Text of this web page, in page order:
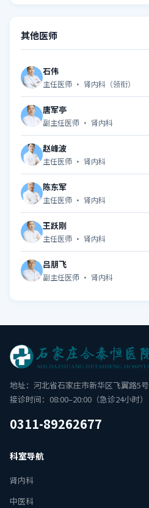
其他医师
石伟
主任医师 · 肾内科（领衔）
唐军亭
副主任医师 · 肾内科
赵峰波
主任医师 · 肾内科
陈东军
主任医师 · 肾内科
王跃刚
主任医师 · 肾内科
吕朋飞
副主任医师 · 肾内科
地址：河北省石家庄市新华区飞翼路5号
接诊时间：08:00–20:00（急诊24小时）
0311-89262677
科室导航
肾内科
中医科